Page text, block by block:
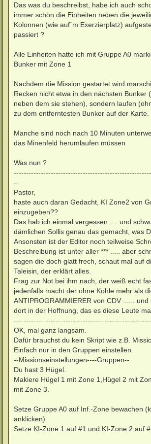
Das was du beschreibst, habe ich auch
immer schön die Einheiten neben die
Kolonnen (wie auf´m Exerzierplatz)
passiert ?
Alle Einheiten hatte ich mit Gruppe A0
Bunker mit Zone 1
Nachdem die Mission gestartet wird
Recken nicht etwa in den nächsten Bunker
neben dem sie stehen), sondern laufen
zu dem entferntesten Bunker auf der Karte.
Manche sind noch nach 10 Minuten
das Minenfeld herumlaufen müssen
Was nun ?
--
Pastor,
haste auch daran Gedacht, KI Zone2 von
einzugeben??
Das hab ich einmal vergessen .... und
dämlichen Sollis genau das gemacht, was
Ansonsten ist der Editor noch teilweise
Beschreibung ist unter aller *** ..... aber
sagen die doch glatt frech, schaut mal auf
Taleisin, der erklärt alles.
Frag zur Not bei ihm nach, der weiß echt
jedenfalls macht der ohne Kohle mehr als
ANTIPROGRAMMIERER von CDV ......
dort in der Hoffnung, das es diese Leute
OK, mal ganz langsam.
Dafür brauchst du kein Skript wie z.B.
Einfach nur in den Gruppen einstellen.
--Missionseinstellungen----Gruppen--
Du hast 3 Hügel.
Makiere Hügel 1 mit Zone 1,Hügel 2 mit
mit Zone 3.
Setze Gruppe A0 auf Inf.-Zone bewachen
anklicken).
Setze KI-Zone 1 auf #1 und KI-Zone 2 auf